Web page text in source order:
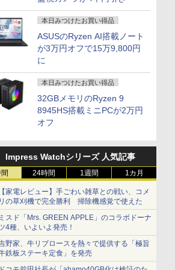
本日みつけたお買い得品
ASUSのRyzen AI搭載ノート
が3万円オフで15万9,800円
に
本日みつけたお買い得品
32GBメモリのRyzen 9
8945HS搭載ミニPCが2万円
オフ
Impress Watchシリーズ 人気記事
24時間 1週間 1カ月
家電レビュー】手ごわい雑草との戦い、コメ
の草刈機で完全勝利 掃除機感覚で使えた
スド「Mrs. GREEN APPLE」のコラボドーナ
4種、いよいよ発売！
野家、牛リブロースを熱々で提供する「極旨
鉄板ステーキ定食」を発売